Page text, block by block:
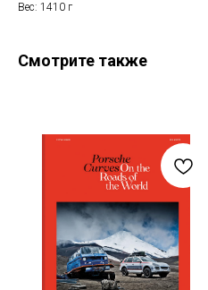
Вес: 1410 г
Смотрите также